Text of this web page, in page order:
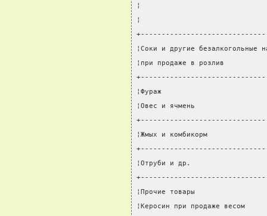
¦
¦
¦Соки и другие
¦при продаже в розлив
¦Фураж
¦Овес и ячмень
¦Жмых и комбикорм
¦Отруби и др.
¦Прочие товары
¦Керосин при продаже